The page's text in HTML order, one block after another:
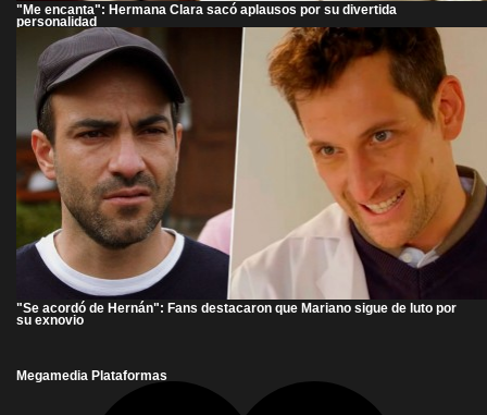
"Me encanta": Hermana Clara sacó aplausos por su divertida
personalidad
"Se acordó de Hernán": Fans destacaron que Mariano sigue de luto por
su exnovio
Megamedia Plataformas